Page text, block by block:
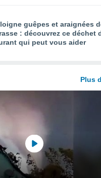
guêpes et araignées
: découvrez ce déchet
qui peut vous aider
Plus